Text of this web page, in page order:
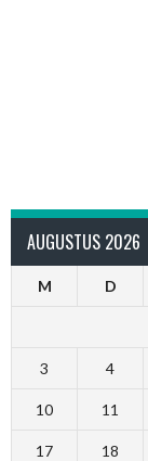
AUGUSTUS 2026
M D
3 4
10 11
17 18